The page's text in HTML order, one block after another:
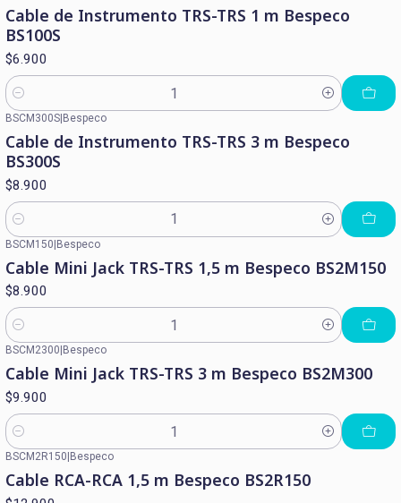
Cable de Instrumento TRS-TRS 1 m Bespeco
BS100S
$6.900
Cantidad
BSCM300S Bespeco
Cable de Instrumento TRS-TRS 3 m Bespeco
BS300S
$8.900
Cantidad
BSCM150|Bespeco
Cable Mini Jack TRS-TRS 1,5 m Bespeco BS2M150
$8.900
Cantidad
BSCM2300 Bespeco
Cable Mini Jack TRS-TRS 3 m Bespeco BS2M300
$9.900
Cantidad
BSCM2R150 Bespeco
Cable RCA-RCA 1,5 m Bespeco BS2R150